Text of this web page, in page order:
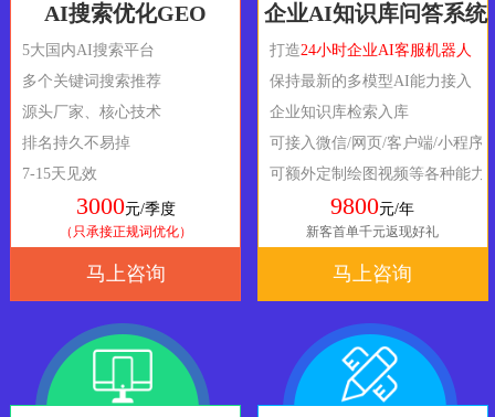
AI搜索优化GEO
5大国内AI搜索平台
多个关键词搜索推荐
源头厂家、核心技术
排名持久不易掉
7-15天见效
3000元/季度
（只承接正规词优化）
马上咨询
企业AI知识库问答系统
打造24小时企业AI客服机器人
保持最新的多模型AI能力接入
企业知识库检索入库
可接入微信/网页/客户端/小程序
可额外定制绘图视频等各种能力
9800元/年
新客首单千元返现好礼
马上咨询